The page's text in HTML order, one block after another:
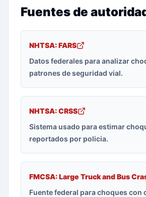
Fuentes de
NHTSA: FARS
Datos federales para analizar
patrones de seguridad vial.
NHTSA: CRSS
Sistema usado para estimar
reportados por policia.
FMCSA: Large Truck and Bus
Fuente federal para choques con